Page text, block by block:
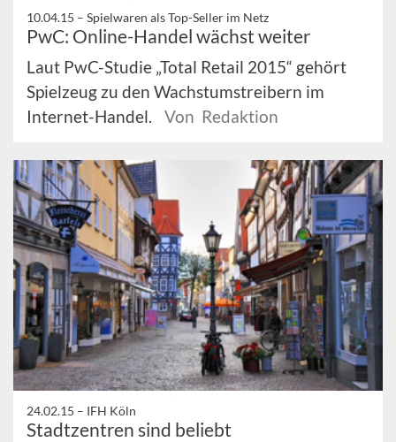
10.04.15 – Spielwaren als Top-Seller im Netz
PwC: Online-Handel wächst weiter
Laut PwC-Studie „Total Retail 2015“ gehört
Spielzeug zu den Wachstumstreibern im
Internet-Handel.
Von Redaktion
24.02.15 – IFH Köln
Stadtzentren sind beliebt